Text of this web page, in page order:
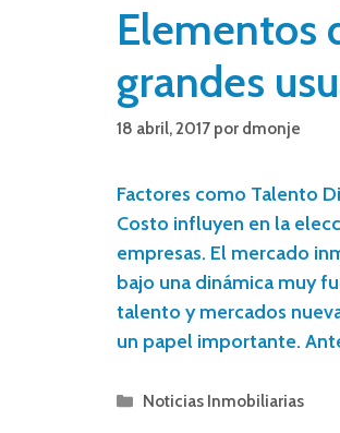
Elementos
grandes
18 abril, 2017 por dmonje
Factores como Talento
Costo influyen en la
empresas. El mercado
bajo una dinámica muy
talento y mercados
un papel importante.
Noticias Inmobiliarias